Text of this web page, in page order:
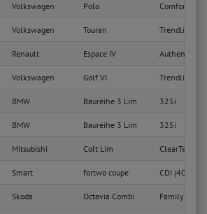
Volkswagen Polo Comfortline
Volkswagen Touran Trendline
Renault Espace IV Authentique
Volkswagen Golf VI Trendline
BMW Baureihe 3 Lim 325i
BMW Baureihe 3 Lim 325i
Mitsubishi Colt Lim ClearTec
Smart fortwo coupe CDI (40kW)
Skoda Octavia Combi Family